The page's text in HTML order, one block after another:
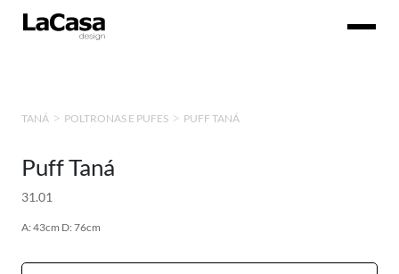
TANÁ POLTRONAS E PUFES PUFF TANÁ
Puff Taná
31.01
A: 43cm D: 76cm